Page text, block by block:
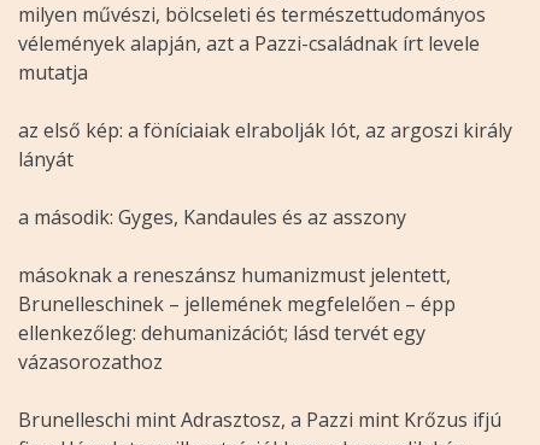
milyen művészi, bölcseleti és természettudományos
vélemények alapján, azt a Pazzi-családnak írt levele
mutatja
az első kép: a föníciaiak elrabolják Iót, az argoszi király
lányát
a második: Gyges, Kandaules és az asszony
másoknak a reneszánsz humanizmust jelentett,
Brunelleschinek – jellemének megfelelően – épp
ellenkezőleg: dehumanizációt; lásd tervét egy
vázasorozathoz
Brunelleschi mint Adrasztosz, a Pazzi mint Krőzus ifjú